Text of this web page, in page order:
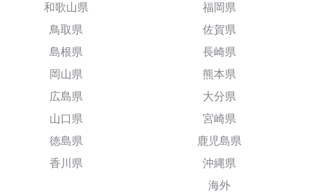
和歌山県
鳥取県
島根県
岡山県
広島県
山口県
徳島県
香川県
福岡県
佐賀県
長崎県
熊本県
大分県
宮崎県
鹿児島県
沖縄県
海外